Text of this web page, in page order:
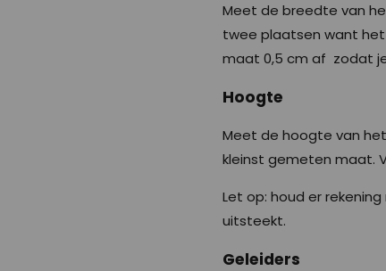
Meet de breedte van
twee plaatsen want het
maat 0,5 cm af zodat
Hoogte
Meet de hoogte van
kleinst gemeten maat.
Let op: houd er
uitsteekt.
Geleiders